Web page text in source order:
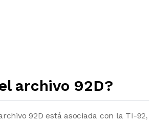
archivo 92D?
92D está asociada con la TI-92,